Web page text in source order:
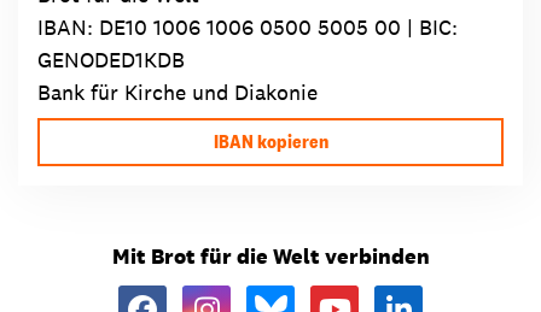
IBAN: DE10 1006 1006 0500 5005 00 | BIC:
GENODED1KDB
Bank für Kirche und Diakonie
IBAN kopieren
Mit Brot für die Welt verbinden